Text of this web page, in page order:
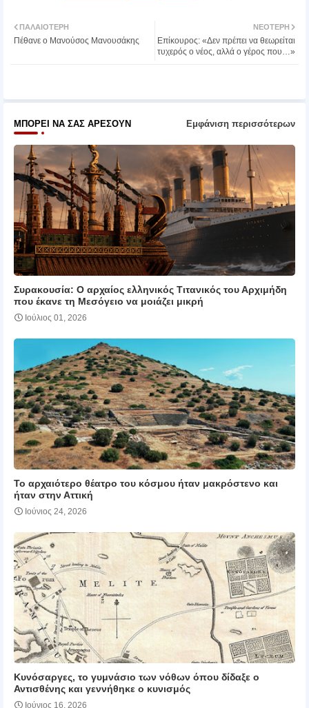
ter atsa
ΝΕΌΤΕΡΗ
Επίκουρος: «Δεν πρέπει να θεωρείται
τυχερός ο νέος, αλλά ο γέρος που…»
ΠΑΛΑΙΌΤΕΡΗ
Πέθανε ο Μανούσος Μανουσάκης
ΜΠΟΡΕΊ ΝΑ ΣΑΣ ΑΡΈΣΟΥΝ Εμφάνιση περισσότερων
Συρακουσία: Ο αρχαίος ελληνικός Τιτανικός του Αρχιμήδη
που έκανε τη Μεσόγειο να μοιάζει μικρή
Ιούλιος 01, 2026
Το αρχαιότερο θέατρο του κόσμου ήταν μακρόστενο και
ήταν στην Αττική
Ιούνιος 24, 2026
Κυνόσαργες, το γυμνάσιο των νόθων όπου δίδαξε ο
Αντισθένης και γεννήθηκε ο κυνισμός
Ιούνιος 16, 2026